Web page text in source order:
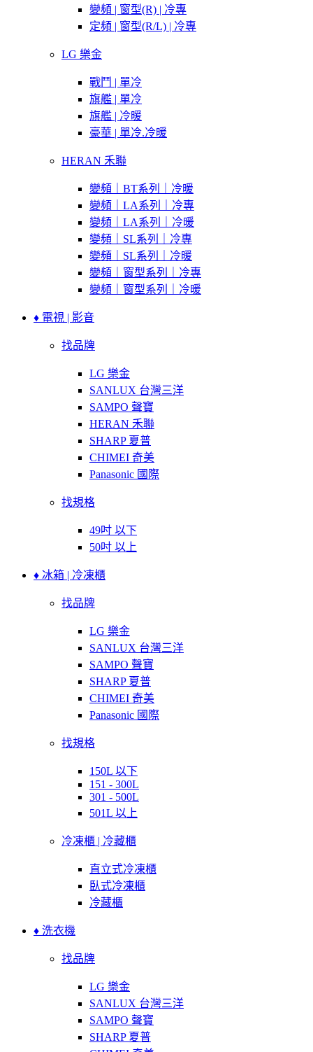
變頻 | 窗型(R) | 冷專
定頻 | 窗型(R/L) | 冷專
LG 樂金
戰鬥 | 單冷
旗艦 | 單冷
旗艦 | 冷暖
豪華 | 單冷.冷暖
HERAN 禾聯
變頻｜BT系列｜冷暖
變頻｜LA系列｜冷專
變頻｜LA系列｜冷暖
變頻｜SL系列｜冷專
變頻｜SL系列｜冷暖
變頻｜窗型系列｜冷專
變頻｜窗型系列｜冷暖
♦ 電視 | 影音
找品牌
LG 樂金
SANLUX 台灣三洋
SAMPO 聲寶
HERAN 禾聯
SHARP 夏普
CHIMEI 奇美
Panasonic 國際
找規格
49吋 以下
50吋 以上
♦ 冰箱 | 冷凍櫃
找品牌
LG 樂金
SANLUX 台灣三洋
SAMPO 聲寶
SHARP 夏普
CHIMEI 奇美
Panasonic 國際
找規格
150L 以下
151 - 300L
301 - 500L
501L 以上
冷凍櫃 | 冷藏櫃
直立式冷凍櫃
臥式冷凍櫃
冷藏櫃
♦ 洗衣機
找品牌
LG 樂金
SANLUX 台灣三洋
SAMPO 聲寶
SHARP 夏普